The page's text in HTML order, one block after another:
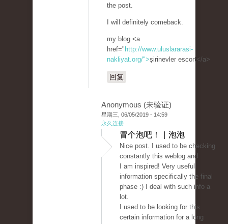
the post.
I will definitely comeback.
my blog <a
href=" http://www.uluslararasi-
nakliyat.org/">şirinevler escort</a>
回复
Anonymous (未验证)
星期三, 06/05/2019 - 14:59
永久连接
冒个泡吧！ | 泡泡
Nice post. I used to be checking
constantly this weblog and
I am inspired! Very useful
information specifically the final
phase :) I deal with such info a
lot.
I used to be looking for this
certain information for a long